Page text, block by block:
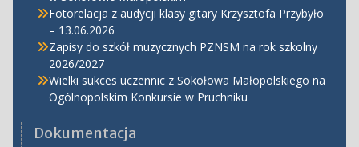
Fotorelacja z audycji klasy gitary Krzysztofa Przybyło
– 13.06.2026
Zapisy do szkół muzycznych PZNSM na rok szkolny
2026/2027
Wielki sukces uczennic z Sokołowa Małopolskiego na
Ogólnopolskim Konkursie w Pruchniku
Dokumentacja